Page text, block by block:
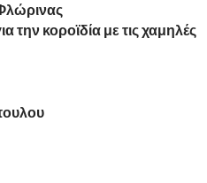
κοροϊδία με τις χαμηλές